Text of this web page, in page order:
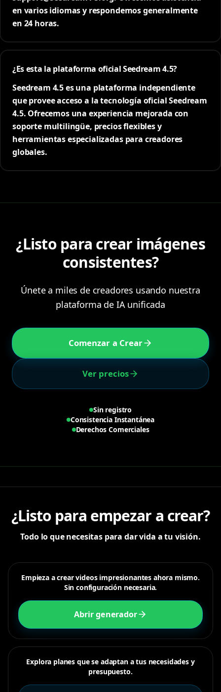
en varios idiomas y respondemos generalmente
en 24 horas.
¿Es esta la plataforma oficial Seedream 4.5?
Seedream 4.5 es una plataforma independiente
que provee acceso a la tecnología oficial Seedream
4.5. Ofrecemos una experiencia mejorada con
soporte multilingüe, precios flexibles y
herramientas especializadas para creadores
globales.
¿Listo para crear imágenes
consistentes?
Únete a miles de creadores usando nuestra
plataforma de IA unificada
Comenzar a Crear
Ver precios
Sin registro
Consistencia Instantánea
Derechos Comerciales
¿Listo para empezar a crear?
Todo lo que necesitas para dar vida a tu visión.
Empieza a crear videos impresionantes ahora mismo.
Sin configuración necesaria.
Abrir generador
Explora planes que se adaptan a tus necesidades y
presupuesto.